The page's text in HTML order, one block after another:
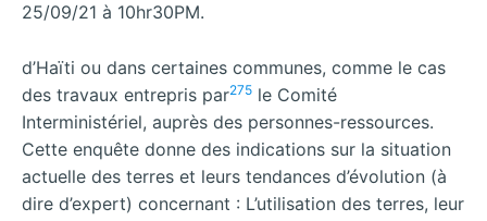
25/09/21 à 10hr30PM.
d’Haïti ou dans certaines communes, comme le cas
des travaux entrepris par275 le Comité
Interministériel, auprès des personnes-ressources.
Cette enquête donne des indications sur la situation
actuelle des terres et leurs tendances d’évolution (à
dire d’expert) concernant : L’utilisation des terres, leur